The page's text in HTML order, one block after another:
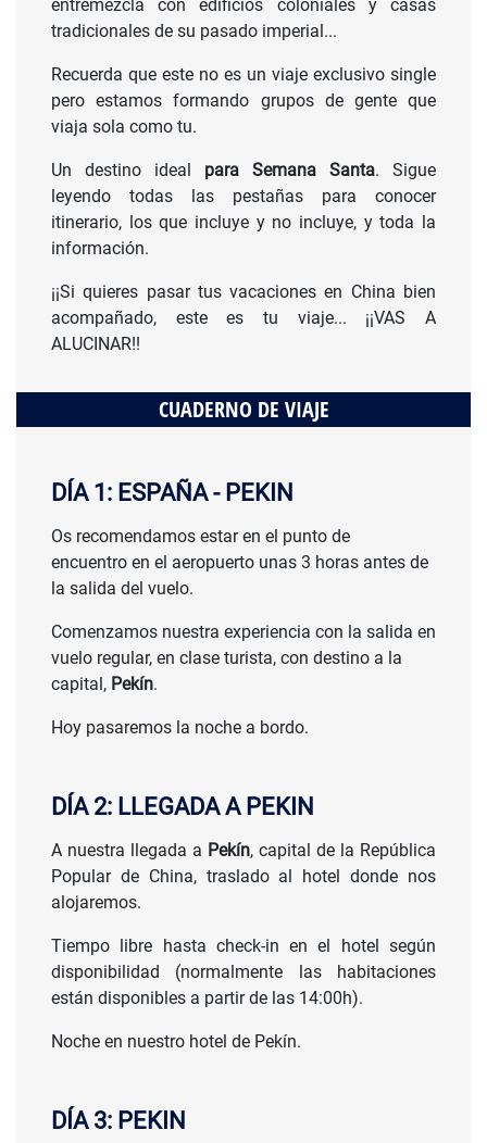
CONSULTAR
entremezcla con edificios coloniales y casas
tradicionales de su pasado imperial...
Recuerda que este no es un viaje exclusivo single
pero estamos formando grupos de gente que
viaja sola como tu.
Un destino ideal para Semana Santa. Sigue
leyendo todas las pestañas para conocer
itinerario, los que incluye y no incluye, y toda la
información.
¡¡Si quieres pasar tus vacaciones en China bien
acompañado, este es tu viaje... ¡¡VAS A
ALUCINAR!!
CUADERNO DE VIAJE
DÍA 1: ESPAÑA - PEKIN
Os recomendamos estar en el punto de
encuentro en el aeropuerto unas 3 horas antes de
la salida del vuelo.
Comenzamos nuestra experiencia con la salida en
vuelo regular, en clase turista, con destino a la
capital, Pekín.
Hoy pasaremos la noche a bordo.
DÍA 2: LLEGADA A PEKIN
A nuestra llegada a Pekín, capital de la República
Popular de China, traslado al hotel donde nos
alojaremos.
Tiempo libre hasta check-in en el hotel según
disponibilidad (normalmente las habitaciones
están disponibles a partir de las 14:00h).
Noche en nuestro hotel de Pekín.
DÍA 3: PEKIN